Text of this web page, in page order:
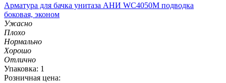
Арматура для бачка унитаза АНИ WC4050M подводка
боковая, эконом
Ужасно
Плохо
Нормально
Хорошо
Отлично
Упаковка: 1
Розничная цена: